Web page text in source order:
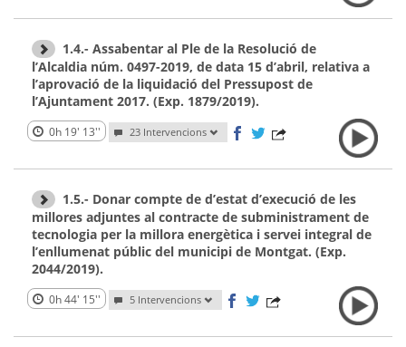
1.4.- Assabentar al Ple de la Resolució de
l’Alcaldia núm. 0497-2019, de data 15 d’abril, relativa a
l’aprovació de la liquidació del Pressupost de
l’Ajuntament 2017. (Exp. 1879/2019).
0h 19' 13'' 23 Intervencions
1.5.- Donar compte de d’estat d’execució de les
millores adjuntes al contracte de subministrament de
tecnologia per la millora energètica i servei integral de
l’enllumenat públic del municipi de Montgat. (Exp.
2044/2019).
0h 44' 15'' 5 Intervencions